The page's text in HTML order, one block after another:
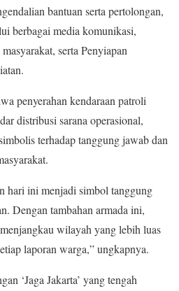
bantuan serta pertolongan,
berbagai media komunikasi,
serta Penyiapan
penyerahan kendaraan patroli
distribusi sarana operasional,
terhadap tanggung jawab dan
hari ini menjadi simbol tanggung
Dengan tambahan armada ini,
wilayah yang lebih luas
laporan warga,” ungkapnya.
‘Jaga Jakarta’ yang tengah